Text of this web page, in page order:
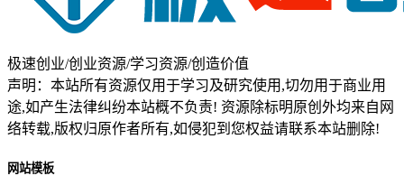
极速创业/创业资源/学习资源/创造价值
声明：本站所有资源仅用于学习及研究使用,切勿用于商业用
途,如产生法律纠纷本站概不负责! 资源除标明原创外均来自网
络转载,版权归原作者所有,如侵犯到您权益请联系本站删除!
网站模板